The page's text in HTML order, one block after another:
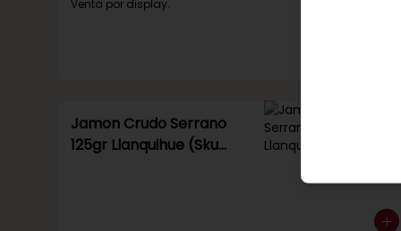
Venta por display.
Jamon Crudo Serrano
125gr Llanquihue (Sku